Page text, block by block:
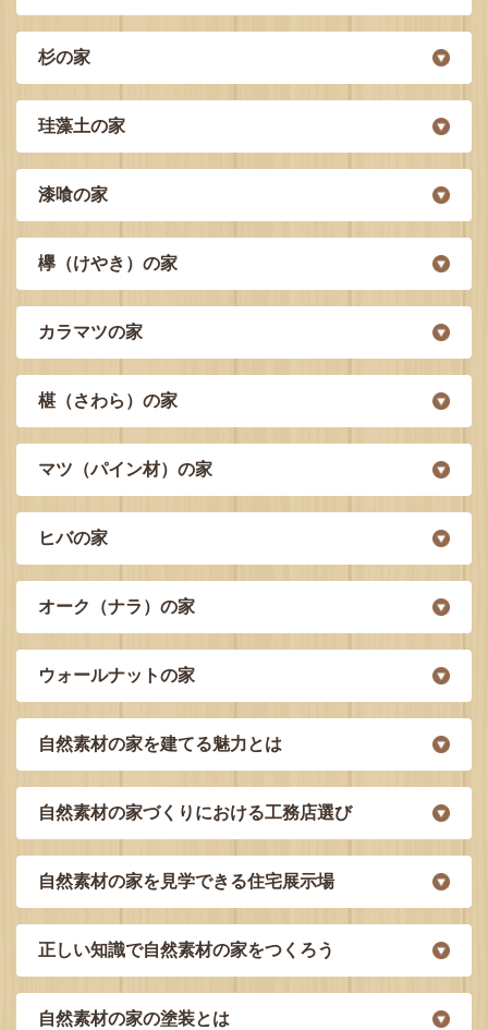
杉の家
珪藻土の家
漆喰の家
欅（けやき）の家
カラマツの家
椹（さわら）の家
マツ（パイン材）の家
ヒバの家
オーク（ナラ）の家
ウォールナットの家
自然素材の家を建てる魅力とは
自然素材の家づくりにおける工務店選び
自然素材の家を見学できる住宅展示場
正しい知識で自然素材の家をつくろう
自然素材の家の塗装とは